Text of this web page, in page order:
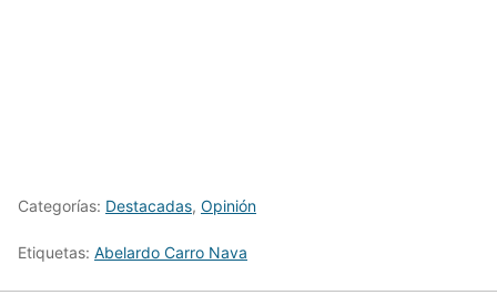
Categorías: Destacadas, Opinión
Etiquetas: Abelardo Carro Nava